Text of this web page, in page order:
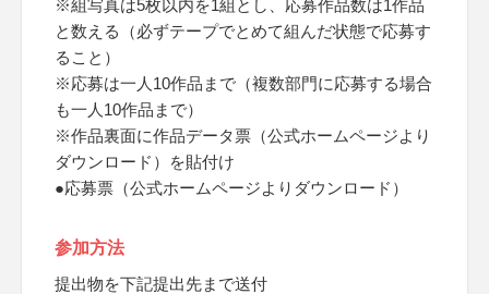
※組写真は5枚以内を1組とし、応募作品数は1作品
と数える（必ずテープでとめて組んだ状態で応募す
ること）
※応募は一人10作品まで（複数部門に応募する場合
も一人10作品まで）
※作品裏面に作品データ票（公式ホームページより
ダウンロード）を貼付け
●応募票（公式ホームページよりダウンロード）
参加方法
提出物を下記提出先まで送付